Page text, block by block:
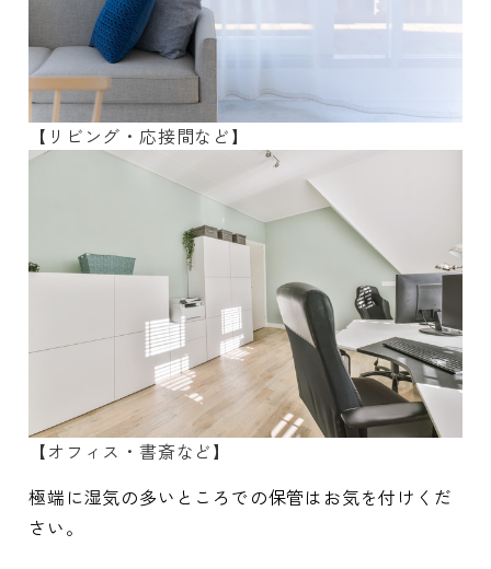
【リビング・応接間など】
【オフィス・書斎など】
極端に湿気の多いところでの保管はお気を付けくだ
さい。